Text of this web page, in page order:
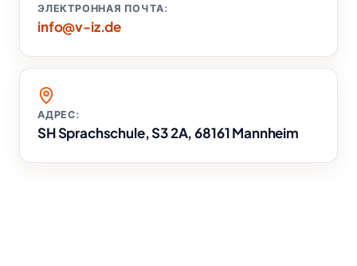
ЭЛЕКТРОННАЯ ПОЧТА:
info@v-iz.de
АДРЕС:
SH Sprachschule, S3 2A, 68161 Mannheim